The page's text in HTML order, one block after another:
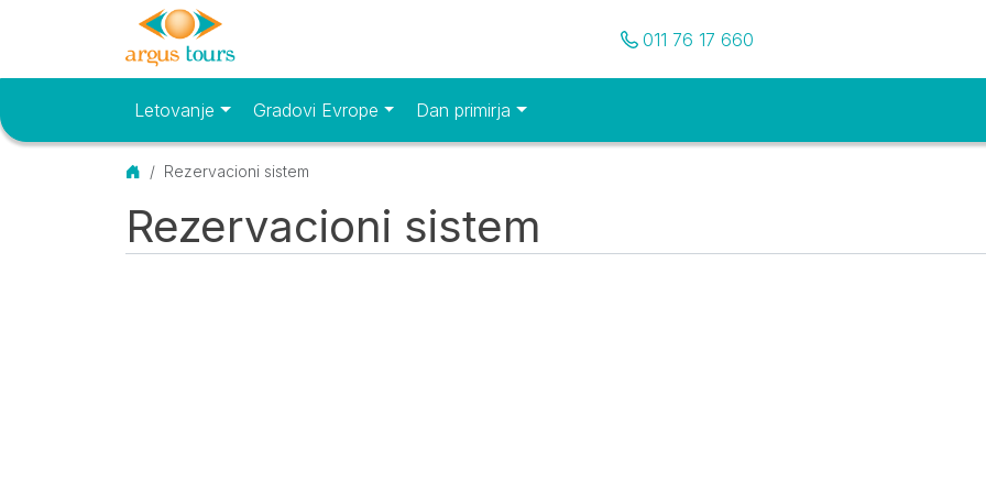
Pozovite nas
011 76 17 660
Osnovni meniLetovanje Gradovi Evrope Dan primirja
Početna
Rezervacioni sistem
Rezervacioni sistem